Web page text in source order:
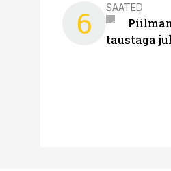
6 SAATED
taustaga